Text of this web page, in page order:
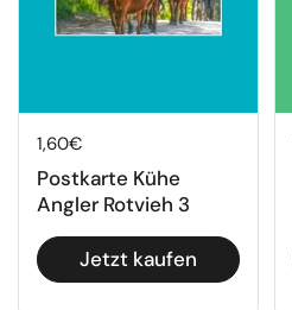
Regulärer Preis
1,60€
Postkarte Kühe
Angler Rotvieh 3
Jetzt kaufen